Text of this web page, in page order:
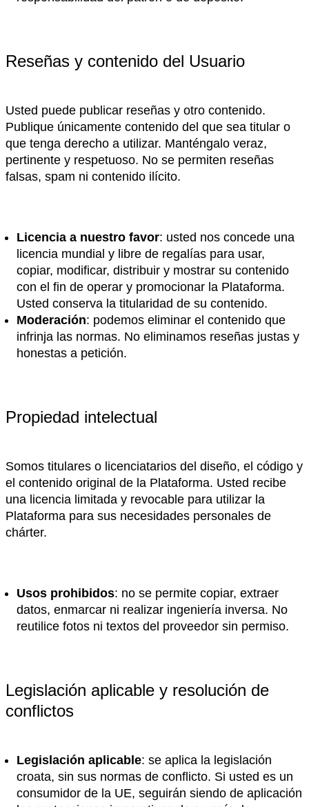
Reseñas y contenido del Usuario
Usted puede publicar reseñas y otro contenido.
Publique únicamente contenido del que sea titular o
que tenga derecho a utilizar. Manténgalo veraz,
pertinente y respetuoso. No se permiten reseñas
falsas, spam ni contenido ilícito.
Licencia a nuestro favor: usted nos concede una
licencia mundial y libre de regalías para usar,
copiar, modificar, distribuir y mostrar su contenido
con el fin de operar y promocionar la Plataforma.
Usted conserva la titularidad de su contenido.
Moderación: podemos eliminar el contenido que
infrinja las normas. No eliminamos reseñas justas y
honestas a petición.
Propiedad intelectual
Somos titulares o licenciatarios del diseño, el código y
el contenido original de la Plataforma. Usted recibe
una licencia limitada y revocable para utilizar la
Plataforma para sus necesidades personales de
chárter.
Usos prohibidos: no se permite copiar, extraer
datos, enmarcar ni realizar ingeniería inversa. No
reutilice fotos ni textos del proveedor sin permiso.
Legislación aplicable y resolución de
conflictos
Legislación aplicable: se aplica la legislación
croata, sin sus normas de conflicto. Si usted es un
consumidor de la UE, seguirán siendo de aplicación